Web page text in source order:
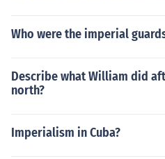
Who were the imperial
Describe what William did
north?
Imperialism in Cuba?